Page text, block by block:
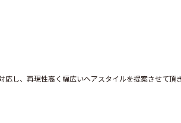
し、再現性高く幅広いヘアスタイルを提案させて頂き